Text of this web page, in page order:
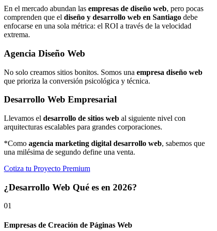
En el mercado abundan las empresas de diseño web, pero pocas
comprenden que el diseño y desarrollo web en Santiago debe
enfocarse en una sola métrica: el ROI a través de la velocidad
extrema.
Agencia Diseño Web
No solo creamos sitios bonitos. Somos una empresa diseño web
que prioriza la conversión psicológica y técnica.
Desarrollo Web Empresarial
Llevamos el desarrollo de sitios web al siguiente nivel con
arquitecturas escalables para grandes corporaciones.
*Como agencia marketing digital desarrollo web, sabemos que
una milésima de segundo define una venta.
Cotiza tu Proyecto Premium
¿Desarrollo Web Qué es en 2026?
01
Empresas de Creación de Páginas Web